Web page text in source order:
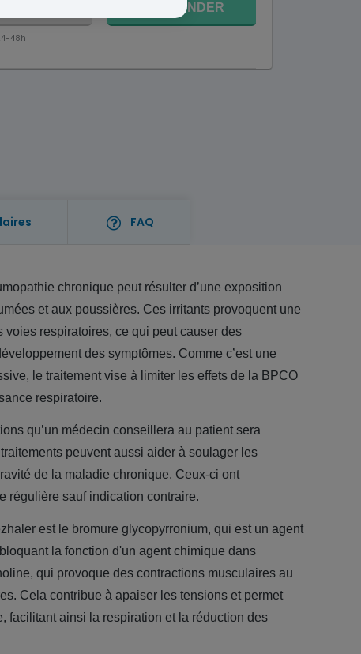
48h
COMMANDER
FAQ
chronique peut résulter d’une exposition
et aux poussières. Ces irritants provoquent une
voies respiratoires, ce qui peut causer des
des symptômes. Comme c’est une
le traitement vise à limiter les effets de la BPCO
respiratoire.
qu’un médecin conseillera au patient sera
peuvent aussi aider à soulager les
de la maladie chronique. Ceux-ci ont
régulière sauf indication contraire.
est le bromure glycopyrronium, qui est un agent
la fonction d'un agent chimique dans
qui provoque des contractions musculaires au
Cela contribue à apaiser les tensions et permet
facilitant ainsi la respiration et la réduction des